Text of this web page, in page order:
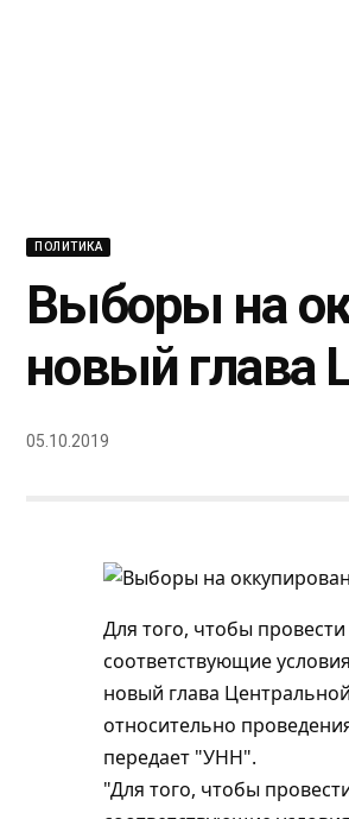
ПОЛИТИКА
Выборы на
новый глава
05.10.2019
Для того, чтобы
соответствующие
новый глава
относительно
передает "УНН".
"Для того, чтобы